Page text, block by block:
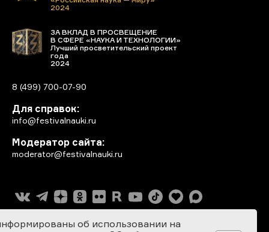
2024
ЗА ВКЛАД В ПРОСВЕЩЕНИЕ
В СФЕРЕ «НАУКА И ТЕХНОЛОГИИ»
Лучший просветительский проект
года
2024
8 (499) 700-07-90
Для справок:
info@festivalnauki.ru
Модератор сайта:
moderator@festivalnauki.ru
об использовании на